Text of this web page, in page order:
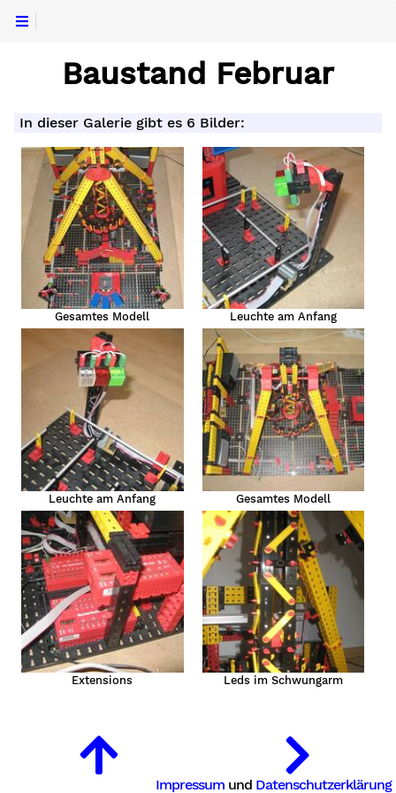
Baustand Februar
In dieser Galerie gibt es 6 Bilder:
Gesamtes Modell Leuchte am Anfang
Leuchte am Anfang Gesamtes Modell
Extensions Leds im Schwungarm
Impressum und Datenschutzerklärung